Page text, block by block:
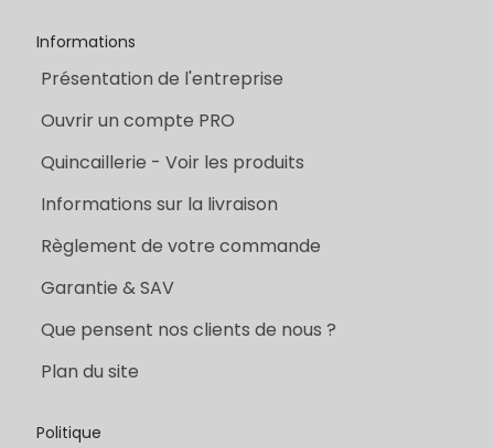
Informations
Présentation de l'entreprise
Ouvrir un compte PRO
Quincaillerie - Voir les produits
Informations sur la livraison
Règlement de votre commande
Garantie & SAV
Que pensent nos clients de nous ?
Plan du site
Politique